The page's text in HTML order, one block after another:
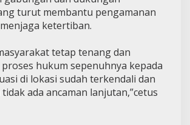
turut membantu pengamanan
ketertiban.
tetap tenang dan
hukum sepenuhnya kepada
di lokasi sudah terkendali dan
ada ancaman lanjutan,”cetus